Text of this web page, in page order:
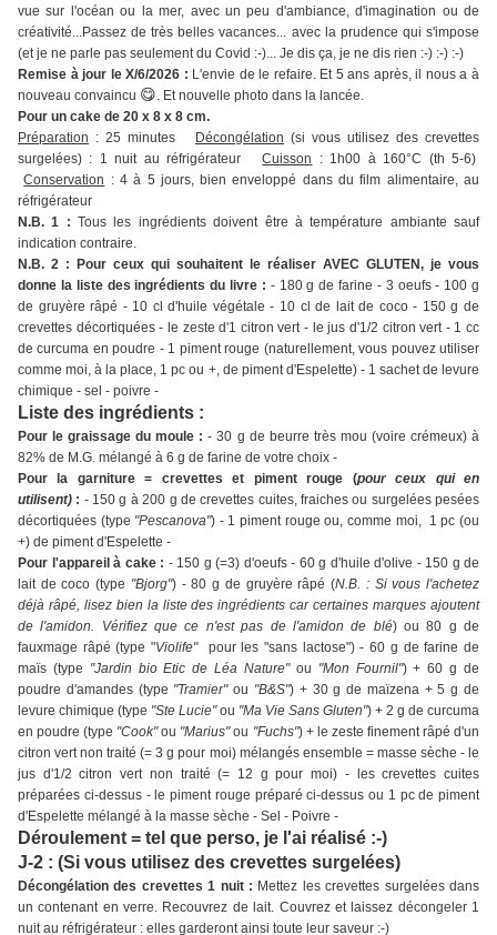
vue sur l'océan ou la mer, avec un peu d'ambiance, d'imagination ou de
créativité...Passez de très belles vacances... avec la prudence qui s'impose
(et je ne parle pas seulement du Covid :-)... Je dis ça, je ne dis rien :-) :-) :-)
Remise à jour le X/6/2026 : L'envie de le refaire. Et 5 ans après, il nous a à
nouveau convaincu 😋. Et nouvelle photo dans la lancée.
Pour un cake de 20 x 8 x 8 cm.
Préparation : 25 minutes Décongélation (si vous utilisez des crevettes
surgelées) : 1 nuit au réfrigérateurCuisson
: 1h00 à 160°C (th 5-6)
Conservation : 4 à 5 jours, bien enveloppé dans du film alimentaire, au
réfrigérateur
N.B. 1 :Tous les ingrédients doivent être à température ambiante sauf
indication contraire.
N.B. 2 : Pour ceux qui souhaitent le réaliser AVEC GLUTEN, je vous
donne la liste des ingrédients du livre : - 180 g de farine - 3 oeufs - 100 g
de gruyère râpé - 10 cl d'huile végétale - 10 cl de lait de coco - 150 g de
crevettes décortiquées - le zeste d'1 citron vert - le jus d'1/2 citron vert - 1 cc
de curcuma en poudre - 1 piment rouge (naturellement, vous pouvez utiliser
comme moi, à la place, 1 pc ou +, de piment d'Espelette) - 1 sachet de levure
chimique - sel - poivre -
Liste des ingrédients :
Pour le graissage du moule :- 30 g de beurre très mou (voire crémeux) à
82% de M.G. mélangé à 6 g de farine de votre choix -
Pour la garniture = crevettes et piment rouge (pour ceux qui en
utilisent) : - 150 g à 200 g de crevettes cuites, fraiches ou surgelées pesées
décortiquées (type "Pescanova") - 1 piment rouge ou, comme moi, 1 pc (ou
+) de piment d'Espelette -
Pour l'appareil à cake : - 150 g (=3) d'oeufs - 60 g d'huile d'olive - 150 g de
lait de coco (type "Bjorg") - 80 g de gruyère râpé (N.B. : Si vous l'achetez
déjà râpé, lisez bien la liste des ingrédients car certaines marques ajoutent
de l'amidon. Vérifiez que ce n'est pas de l'amidon de blé) ou 80 g de
fauxmage râpé (type "Violife"pour les "sans lactose") - 60 g de farine de
maïs (type "Jardin bio Etic de Léa Nature" ou "Mon Fournil") + 60 g de
poudre d'amandes (type "Tramier"ou "B&S") + 30 g de maïzena + 5 g de
levure chimique (type "Ste Lucie"ou "Ma Vie Sans Gluten") + 2 g de curcuma
en poudre (type "Cook"ou "Marius"ou "Fuchs") + le zeste finement râpé d'un
citron vert non traité (= 3 g pour moi) mélangés ensemble = masse sèche - le
jus d'1/2 citron vert non traité (= 12 g pour moi) - les crevettes cuites
préparées ci-dessus - le piment rouge préparé ci-dessus ou 1 pc de piment
d'Espelette mélangé à la masse sèche - Sel - Poivre -
Déroulement = tel que perso, je l'ai réalisé :-)
J-2 : (Si vous utilisez des crevettes surgelées)
Décongélation des crevettes 1 nuit : Mettez les crevettes surgelées dans
un contenant en verre. Recouvrez de lait. Couvrez et laissez décongeler 1
nuit au réfrigérateur : elles garderont ainsi toute leur saveur :-)